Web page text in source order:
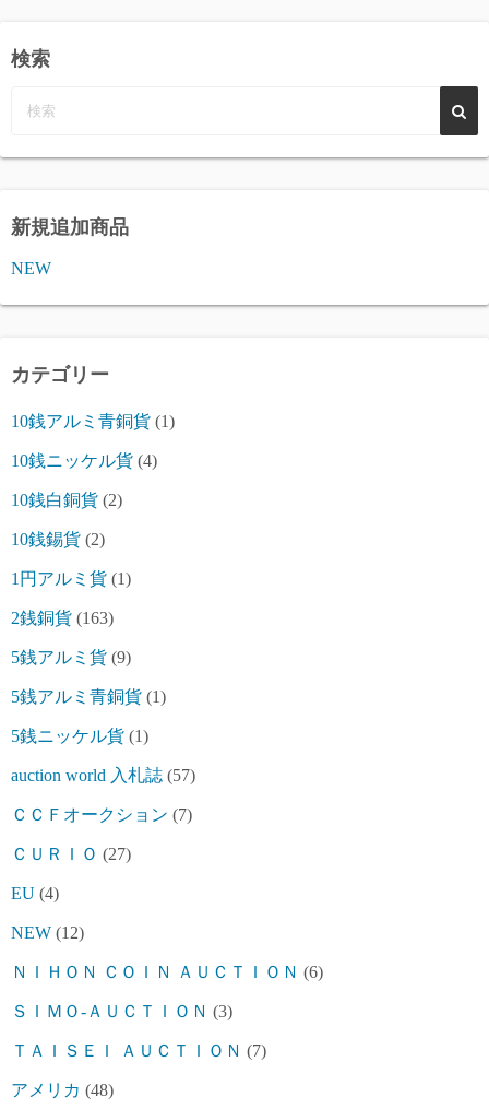
検索
新規追加商品
NEW
カテゴリー
10銭アルミ青銅貨 (1)
10銭ニッケル貨 (4)
10銭白銅貨 (2)
10銭錫貨 (2)
1円アルミ貨 (1)
2銭銅貨 (163)
5銭アルミ貨 (9)
5銭アルミ青銅貨 (1)
5銭ニッケル貨 (1)
auction world 入札誌 (57)
ＣＣＦオークション (7)
ＣＵＲＩＯ (27)
EU (4)
NEW (12)
ＮＩＨＯＮ ＣＯＩＮ ＡＵＣＴＩＯＮ (6)
ＳＩＭＯ-ＡＵＣＴＩＯＮ (3)
ＴＡＩＳＥＩ ＡＵＣＴＩＯＮ (7)
アメリカ (48)